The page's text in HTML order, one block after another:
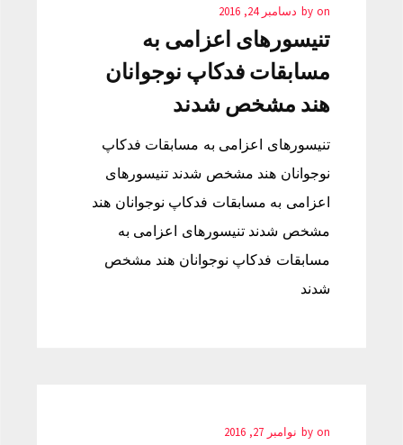
by on دسامبر 24, 2016
تنیسورهای اعزامی به
مسابقات فدکاپ نوجوانان
هند مشخص شدند
تنیسورهای اعزامی به مسابقات فدکاپ
نوجوانان هند مشخص شدند تنیسورهای
اعزامی به مسابقات فدکاپ نوجوانان هند
مشخص شدند تنیسورهای اعزامی به
مسابقات فدکاپ نوجوانان هند مشخص
شدند
by on نوامبر 27, 2016